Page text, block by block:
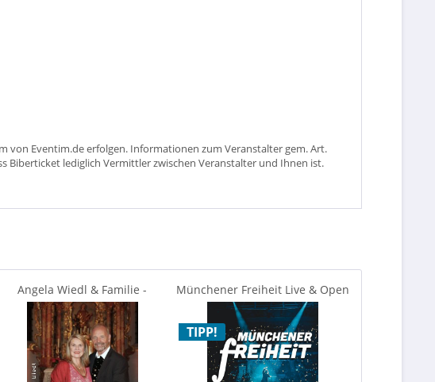
von Eventim.de erfolgen. Informationen zum Veranstalter gem. Art.
Biberticket lediglich Vermittler zwischen Veranstalter und Ihnen ist.
Angela Wiedl & Familie -
Festliches...
TIPP!
Münchener Freiheit Live & Open
Air 2026